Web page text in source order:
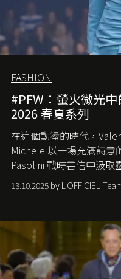
FASHION
#PFW：螢火微光
2026 春夏系列
在這個動盪的時代，
Michele 以一場充滿詩意
Pasolini 戰時書信中汲取
中找尋希望的微光。
13.10.2025 by L'OFFICIEL